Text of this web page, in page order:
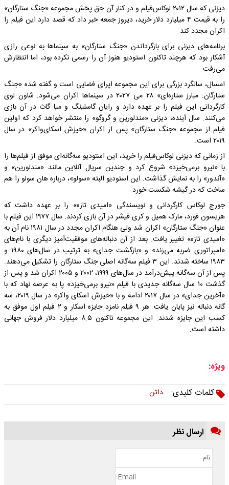
دیزنی که سال ۲۰۱۲ لوکاس‌فیلم و در کنار آن حق پخش مجموعه «جنگ ستارگان»
را به قیمت ۴ میلیارد دلار خرید، دیروز جمعه خبر داد که قصد دارد این فیلم را
اکران مجدد کند.
برنامه‌های دیزنی برای بازگرداندن «جنگ ستارگان» به سینماها به نوعی رازی
آشکار بود که هرچند تاکنون استودیو هنوز آن را رسمی نکرده بود، اما انتظارش
می‌رفت.
امسال، سالگرد بزرگی برای این مجموعه اپرای فضایی است و گفته شده «جنگ
ستارگان: مبارز ستاره‌ای» ۲۸ می ۲۰۲۷ در سینماها اکران می‌شود. شاون لوی
کارگردانی این فیلم را بر عهده دارد و رایان گاسلینگ و میا گاث در آن بازی
می‌کنند. سال آینده، دیزنی «مندلورین و گروگو» را منتشر خواهد کرد که اولین
فیلم از مجموعه «جنگ ستارگان» پس از اکران «خیزش اسکای‌واکر» در سال
۲۰۱۹ است.
از زمانی که دیزنی لوکاس‌فیلم را خرید، این استودیو سه‌گانه‌ای موفق از فیلم‌ها را
با «نیرو برمی‌خیزد» شروع کرد و چندین سریال آنلاین مانند «مندلورین» و
«آندور» را به نمایش گذاشت. این استودیو البته «سولو»، درباره هان سولو را هم
ساخت که در گیشه شکست خورد.
جورج لوکاس کارگردانی و نویسندگی «امیدی تازه» را بر عهده داشت که
هریسون فورد، مارک همیل و کری فیشر در آن بازی کردند. سال ۱۹۷۷ این فیلم با
عنوان «جنگ ستارگان» اکران شد ولی هنگام اکران مجدد در سال ۱۹۸۱ نام آن به
«امیدی تازه» تغییر یافت. بعد از آن دنباله‌های موفقیت‌آمیز دیگری با نام‌های
«امپراتوری ضربه می‌زند» و «بازگشت جدای» به ترتیب در سال‌های ۱۹۸۰ و
۱۹۸۳ ساخته شدند. این ۳ فیلم سه‌گانه اصلی جنگ ستارگان را تشکیل می‌دهند.
پس از آن سه‌گانه پیش‌درآمد در سال‌های ۱۹۹۹، ۲۰۰۲ و ۲۰۰۵ اکران شد و پس از
گذشت ۱۰ سال سه‌گانه جدیدی با فیلم «نیرو برمی‌خیزد» پا به عرصه نهاد که با
«آخرین جدای» در سال ۲۰۱۷ ادامه و با «خیزش اسکای واکر» در سال ۲۰۱۹، سه
گانه دنباله نیز پایان یافت. هر ۹ فیلم نامزد جایزه اسکار و ۲ فیلم اول موفق به
کسب این جایزه شدند. این مجموعه تاکنون ۸.۵ میلیارد دلار فروش جهانی
داشته است.
ویژه:
کلمات کلیدی:
داتن
ارسال نظر